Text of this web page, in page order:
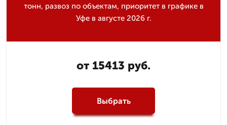
тонн, развоз по объектам, приоритет в графике в
Уфе в августе 2026 г.
от 15413 руб.
Выбрать